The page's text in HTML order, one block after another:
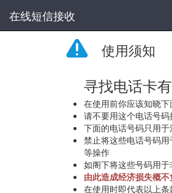
在线短信接收
使用须知
寻找电话卡
在使用前你应该知晓
请不要用这个电话号
下面的电话号码只用于
禁止将这些电话号码
等操作
如阁下将这些号码用
由此造成经济损失概不
在使用时即代表以上